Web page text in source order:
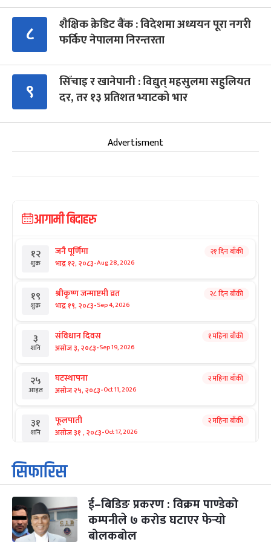
८
शैक्षिक क्रेडिट बैंक : विदेशमा अध्ययन पूरा नगरी
फर्किए नेपालमा निरन्तरता
९
सिँचाइ र खानेपानी : विद्युत् महसुलमा सहुलियत
दर, तर १३ प्रतिशत भ्याटको भार
Advertisment
आगामी बिदाहरु
१२
शुक्र
जनै पूर्णिमा
भाद्र १२, २०८३-Aug 28, 2026
२१ दिन बाँकी
१९
शुक्र
श्रीकृष्ण जन्माष्टमी व्रत
भाद्र १९, २०८३-Sep 4, 2026
२८ दिन बाँकी
३
शनि
संविधान दिवस
असोज ३, २०८३-Sep 19, 2026
१ महिना बाँकी
२५
आइत
घटस्थापना
असोज २५, २०८३-Oct 11, 2026
२ महिना बाँकी
३१
शनि
फूलपाती
असोज ३१ , २०८३-Oct 17, 2026
२ महिना बाँकी
१
आइत
कार्तिक सङ्क्रान्ति
कार्तिक १, २०८३
३
मंगल
महानवमी
कार्तिक ३, २०८३-Oct 20, 2026
२ महिना बाँकी
सिफारिस
ई–बिडिङ प्रकरण : विक्रम पाण्डेको
कम्पनीले ७ करोड घटाएर फेर्‍यो
बोलकबोल